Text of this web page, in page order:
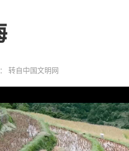
转自中国文明网